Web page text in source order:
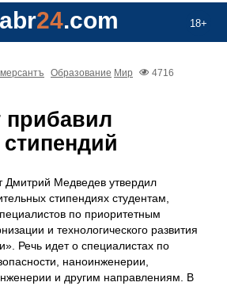
18+
24.com
Образование Мир
4716
прибавил
Дмитрий Медведев утвердил
стипендиях студентам,
по приоритетным
и технологического развития
Речь идет о специалистах по
наноинженерии,
и другим направлениям. В